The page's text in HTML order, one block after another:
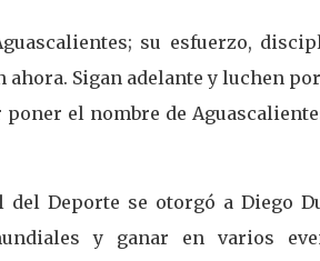
su esfuerzo,
Sigan adelante y luchen
el nombre de
del Deporte se otorgó a Diego
y ganar en varios